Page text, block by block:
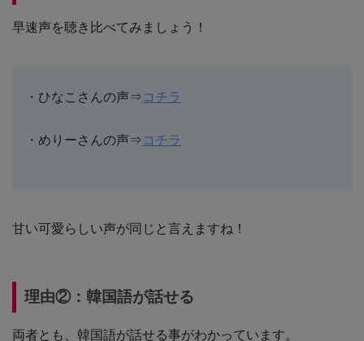
早速声を聴き比べてみましょう！
・ひなこさんの声⇒ コチラ
・めりーさんの声⇒ コチラ
甘い可愛らしい声が同じと言えますね！
理由②：韓国語が話せる
両者とも、韓国語が話せる事がわかっています。